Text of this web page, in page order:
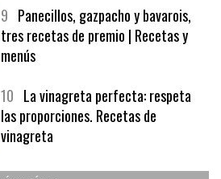
9Panecillos, gazpacho y bavarois,
tres recetas de premio | Recetas y
menús
10La vinagreta perfecta: respeta
las proporciones. Recetas de
vinagreta